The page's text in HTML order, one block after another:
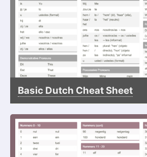
Basic Dutch Cheat Sheet